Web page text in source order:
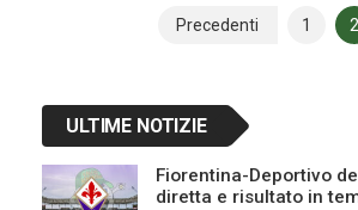
Precedenti 1 2
ULTIME NOTIZIE
Fiorentina-Deportivo
diretta e risultato in